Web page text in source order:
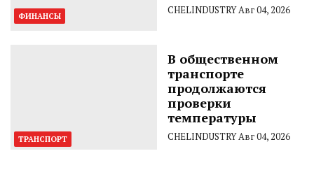
ФИНАНСЫ CHELINDUSTRYАвг 04, 2026
ТРАНСПОРТ
В общественном
транспорте
продолжаются
проверки
температуры
CHELINDUSTRYАвг 04, 2026